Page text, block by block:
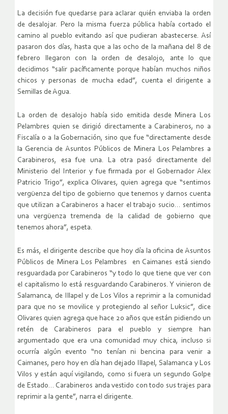
La decisión fue quedarse para aclarar quién enviaba la orden
de desalojar. Pero la misma fuerza pública había cortado el
camino al pueblo evitando así que pudieran abastecerse. Así
pasaron dos días, hasta que a las ocho de la mañana del 8 de
febrero llegaron con la orden de desalojo, ante lo que
decidimos “salir pacíficamente porque habían muchos niños
chicos y personas de mucha edad”, cuenta el dirigente a
Semillas de Agua.
La orden de desalojo había sido emitida desde Minera Los
Pelambres quien se dirigió directamente a Carabineros, no a
Fiscalía o a la Gobernación, sino que fue “directamente desde
la Gerencia de Asuntos Públicos de Minera Los Pelambres a
Carabineros, esa fue una. La otra pasó directamente del
Ministerio del Interior y fue firmada por el Gobernador Alex
Patricio Trigo”, explica Olivares, quien agrega que “sentimos
vergüenza del tipo de gobierno que tenemos y darnos cuenta
que utilizan a Carabineros a hacer el trabajo sucio… sentimos
una vergüenza tremenda de la calidad de gobierno que
tenemos ahora”, espeta.
Es más, el dirigente describe que hoy día la oficina de Asuntos
Públicos de Minera Los Pelambres en Caimanes está siendo
resguardada por Carabineros “y todo lo que tiene que ver con
el capitalismo lo está resguardando Carabineros. Y vinieron de
Salamanca, de Illapel y de Los Vilos a reprimir a la comunidad
para que no se movilice y protegiendo al señor Luksic”, dice
Olivares quien agrega que hace 20 años que están pidiendo un
retén de Carabineros para el pueblo y siempre han
argumentado que era una comunidad muy chica, incluso si
ocurría algún evento “no tenían ni bencina para venir a
Caimanes, pero hoy en día han dejado Illapel, Salamanca y Los
Vilos y están aquí vigilando, como si fuera un segundo Golpe
de Estado… Carabineros anda vestido con todo sus trajes para
reprimir a la gente”, narra el dirigente.